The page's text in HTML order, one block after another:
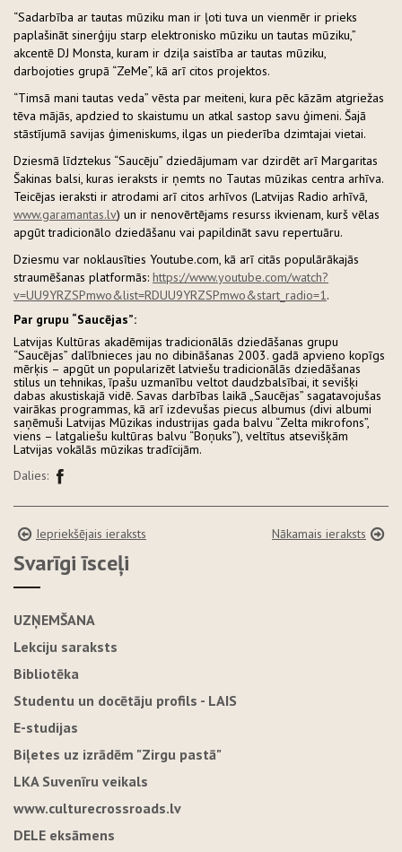
“Sadarbība ar tautas mūziku man ir ļoti tuva un vienmēr ir prieks
paplašināt sinerģiju starp elektronisko mūziku un tautas mūziku,”
akcentē DJ Monsta, kuram ir dziļa saistība ar tautas mūziku,
darbojoties grupā “ZeMe”, kā arī citos projektos.
“Timsā mani tautas veda” vēsta par meiteni, kura pēc kāzām atgriežas
tēva mājās, apdzied to skaistumu un atkal sastop savu ģimeni. Šajā
stāstījumā savijas ģimeniskums, ilgas un piederība dzimtajai vietai.
Dziesmā līdztekus “Saucēju” dziedājumam var dzirdēt arī Margaritas
Šakinas balsi, kuras ieraksts ir ņemts no Tautas mūzikas centra arhīva.
Teicējas ieraksti ir atrodami arī citos arhīvos (Latvijas Radio arhīvā,
www.garamantas.lv) un ir nenovērtējams resurss ikvienam, kurš vēlas
apgūt tradicionālo dziedāšanu vai papildināt savu repertuāru.
Dziesmu var noklausīties Youtube.com, kā arī citās populārākajās
straumēšanas platformās: https://www.youtube.com/watch?
v=UU9YRZSPmwo&list=RDUU9YRZSPmwo&start_radio=1.
Par grupu “Saucējas”:
Latvijas Kultūras akadēmijas tradicionālās dziedāšanas grupu
“Saucējas” dalībnieces jau no dibināšanas 2003. gadā apvieno kopīgs
mērķis – apgūt un popularizēt latviešu tradicionālās dziedāšanas
stilus un tehnikas, īpašu uzmanību veltot daudzbalsībai, it sevišķi
dabas akustiskajā vidē. Savas darbības laikā „Saucējas” sagatavojušas
vairākas programmas, kā arī izdevušas piecus albumus (divi albumi
saņēmuši Latvijas Mūzikas industrijas gada balvu “Zelta mikrofons”,
viens – latgaliešu kultūras balvu “Boņuks”), veltītus atsevišķām
Latvijas vokālās mūzikas tradīcijām.
Dalies:
Iepriekšējais ieraksts Nākamais ieraksts
Svarīgi īsceļi
UZŅEMŠANA
Lekciju saraksts
Bibliotēka
Studentu un docētāju profils - LAIS
E-studijas
Biļetes uz izrādēm "Zirgu pastā"
LKA Suvenīru veikals
www.culturecrossroads.lv
DELE eksāmens